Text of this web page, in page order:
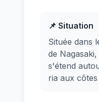
📌 Situation
Située dans
de
s'étend
ria aux